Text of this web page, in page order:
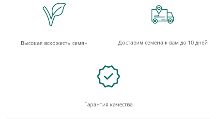
Высокая всхожесть семян Доставим семена к вам до 10 дней
Гарантия качества